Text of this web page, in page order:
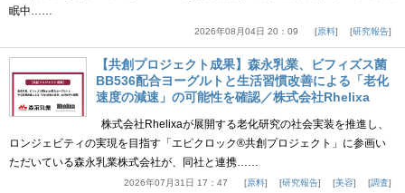
眠中……
2026年08月04日 20：09 原料 研究報告
【共創プロジェクト成果】森永乳業、ビフィズス菌
BB536配合ヨーグルトと生活習慣改善による「老化
速度の減速」の可能性を確認／株式会社Rhelixa
株式会社Rhelixaが展開する老化研究の社会実装を推進し、
ロンジェビティの実現を目指す「エピクロック®共創プロジェクト」に参画い
ただいている森永乳業株式会社が、同社と連携……
2026年07月31日 17：47 原料 研究報告 美容 調査